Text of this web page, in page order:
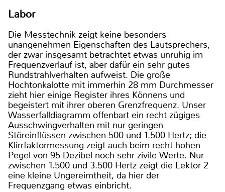
Labor
Die Messtechnik zeigt keine besonders
unangenehmen Eigenschaften des Lautsprechers,
der zwar insgesamt betrachtet etwas unruhig im
Frequenzverlauf ist, aber dafür ein sehr gutes
Rundstrahlverhalten aufweist. Die große
Hochtonkalotte mit immerhin 28 mm Durchmesser
zieht hier einige Register ihres Könnens und
begeistert mit ihrer oberen Grenzfrequenz. Unser
Wasserfalldiagramm offenbart ein recht zügiges
Ausschwingverhalten mit nur geringen
Störeinflüssen zwischen 500 und 1.500 Hertz; die
Klirrfaktormessung zeigt auch beim recht hohen
Pegel von 95 Dezibel noch sehr zivile Werte. Nur
zwischen 1.500 und 3.500 Hertz zeigt die Lektor 2
eine kleine Ungereimtheit, da hier der
Frequenzgang etwas einbricht.